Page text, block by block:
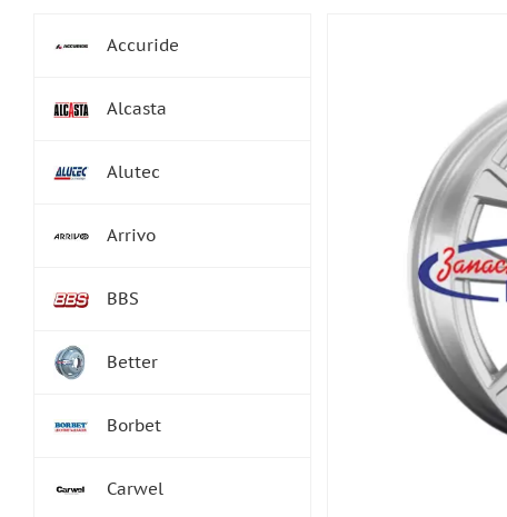
Accuride
Alcasta
Alutec
Arrivo
BBS
Better
Borbet
Carwel